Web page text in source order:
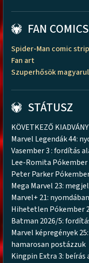
FAN COMICS
Spider-Man comic strip
Fan art
Szuperhősök magyarul
STÁTUSZ
KÖVETKEZŐ
Marvel Legendák 44:
Vasember 3 : fordítás
Lee-Romita Pókember
Peter Parker
Mega Marvel 23:
Marvel+ 21: nyomdában
Hihetetlen Pókember
Batman 2026/5:
Marvel képregények
hamarosan postázzuk
Kingpin Extra 3: